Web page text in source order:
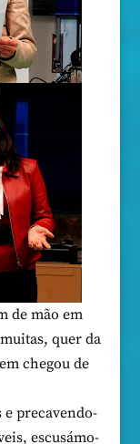
de mão em
quer da
chegou de
e precavendo-
escusámo-